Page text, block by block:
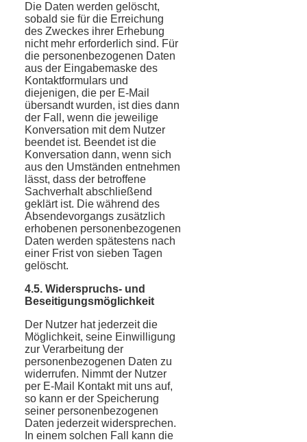
Die Daten werden gelöscht,
sobald sie für die Erreichung
des Zweckes ihrer Erhebung
nicht mehr erforderlich sind. Für
die personenbezogenen Daten
aus der Eingabemaske des
Kontaktformulars und
diejenigen, die per E-Mail
übersandt wurden, ist dies dann
der Fall, wenn die jeweilige
Konversation mit dem Nutzer
beendet ist. Beendet ist die
Konversation dann, wenn sich
aus den Umständen entnehmen
lässt, dass der betroffene
Sachverhalt abschließend
geklärt ist. Die während des
Absendevorgangs zusätzlich
erhobenen personenbezogenen
Daten werden spätestens nach
einer Frist von sieben Tagen
gelöscht.
4.5. Widerspruchs- und
Beseitigungsmöglichkeit
Der Nutzer hat jederzeit die
Möglichkeit, seine Einwilligung
zur Verarbeitung der
personenbezogenen Daten zu
widerrufen. Nimmt der Nutzer
per E-Mail Kontakt mit uns auf,
so kann er der Speicherung
seiner personenbezogenen
Daten jederzeit widersprechen.
In einem solchen Fall kann die